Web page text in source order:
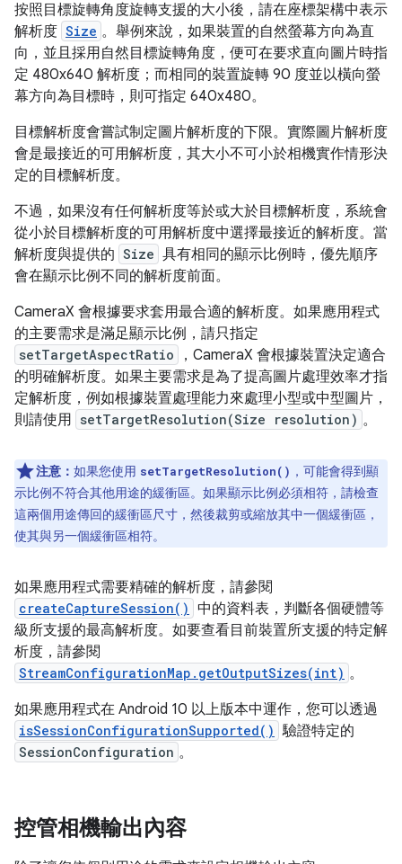
按照目標旋轉角度旋轉支援的大小後，請在座標架構中表示
解析度 Size 。舉例來說，如果裝置的自然螢幕方向為直
向，並且採用自然目標旋轉角度，便可在要求直向圖片時指
定 480x640 解析度；而相同的裝置旋轉 90 度並以橫向螢
幕方向為目標時，則可指定 640x480。
目標解析度會嘗試制定圖片解析度的下限。實際圖片解析度
會是最接近的可用解析度，其大小不可小於相機實作情形決
定的目標解析度。
不過，如果沒有任何解析度等於或大於目標解析度，系統會
從小於目標解析度的可用解析度中選擇最接近的解析度。當
解析度與提供的 Size 具有相同的顯示比例時，優先順序
會在顯示比例不同的解析度前面。
CameraX 會根據要求套用最合適的解析度。如果應用程式
的主要需求是滿足顯示比例，請只指定
setTargetAspectRatio
，CameraX 會根據裝置決定適合
的明確解析度。如果主要需求是為了提高圖片處理效率才指
定解析度，例如根據裝置處理能力來處理小型或中型圖片，
則請使用 setTargetResolution(Size resolution) 。
注意： 如果您使用 setTargetResolution() ，可能會得到顯
示比例不符合其他用途的緩衝區。如果顯示比例必須相符，請檢查
這兩個用途傳回的緩衝區尺寸，然後裁剪或縮放其中一個緩衝區，
使其與另一個緩衝區相符。
如果應用程式需要精確的解析度，請參閱
createCaptureSession() 中的資料表，判斷各個硬體等
級所支援的最高解析度。如要查看目前裝置所支援的特定解
析度，請參閱
StreamConfigurationMap.getOutputSizes(int) 。
如果應用程式在 Android 10 以上版本中運作，您可以透過
isSessionConfigurationSupported() 驗證特定的
SessionConfiguration 。
控管相機輸出內容